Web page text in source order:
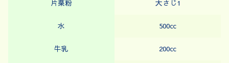
片栗粉 大さじ1
水 500㏄
牛乳 200㏄